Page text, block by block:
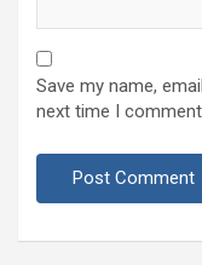
Save my name,
next time I